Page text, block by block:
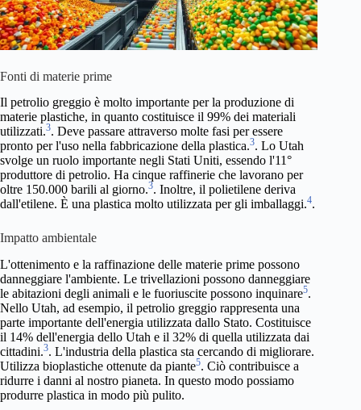
Fonti di materie prime
Il petrolio greggio è molto importante per la produzione di
materie plastiche, in quanto costituisce il 99% dei materiali
utilizzati.3. Deve passare attraverso molte fasi per essere
pronto per l'uso nella fabbricazione della plastica.3. Lo Utah
svolge un ruolo importante negli Stati Uniti, essendo l'11°
produttore di petrolio. Ha cinque raffinerie che lavorano per
oltre 150.000 barili al giorno.3. Inoltre, il polietilene deriva
dall'etilene. È una plastica molto utilizzata per gli imballaggi.4.
Impatto ambientale
L'ottenimento e la raffinazione delle materie prime possono
danneggiare l'ambiente. Le trivellazioni possono danneggiare
le abitazioni degli animali e le fuoriuscite possono inquinare5.
Nello Utah, ad esempio, il petrolio greggio rappresenta una
parte importante dell'energia utilizzata dallo Stato. Costituisce
il 14% dell'energia dello Utah e il 32% di quella utilizzata dai
cittadini.3. L'industria della plastica sta cercando di migliorare.
Utilizza bioplastiche ottenute da piante5. Ciò contribuisce a
ridurre i danni al nostro pianeta. In questo modo possiamo
produrre plastica in modo più pulito.